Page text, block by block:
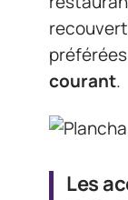
courant.
Les